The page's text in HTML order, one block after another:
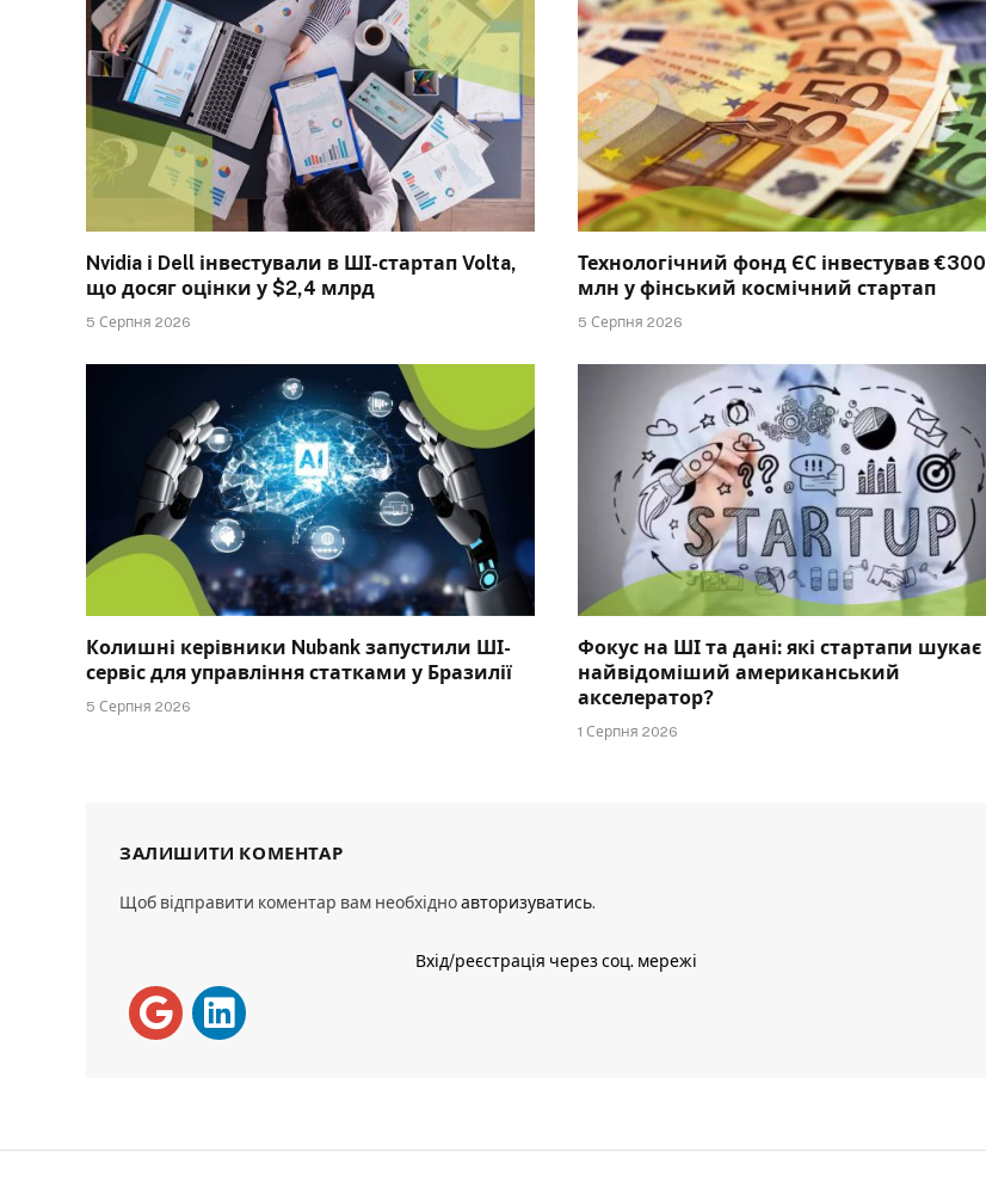
Nvidia і Dell інвестували в ШІ-стартап Volta,
що досяг оцінки у $2,4 млрд
5 Серпня 2026
Технологічний фонд ЄС інвестував €300
млн у фінський космічний стартап
5 Серпня 2026
Колишні керівники Nubank запустили ШІ-
сервіс для управління статками у Бразилії
5 Серпня 2026
Фокус на ШІ та дані: які стартапи шукає
найвідоміший американський
акселератор?
1 Серпня 2026
ЗАЛИШИТИ КОМЕНТАР
Щоб відправити коментар вам необхідноавторизуватись.
Вхід/реєстрація через соц. мережі